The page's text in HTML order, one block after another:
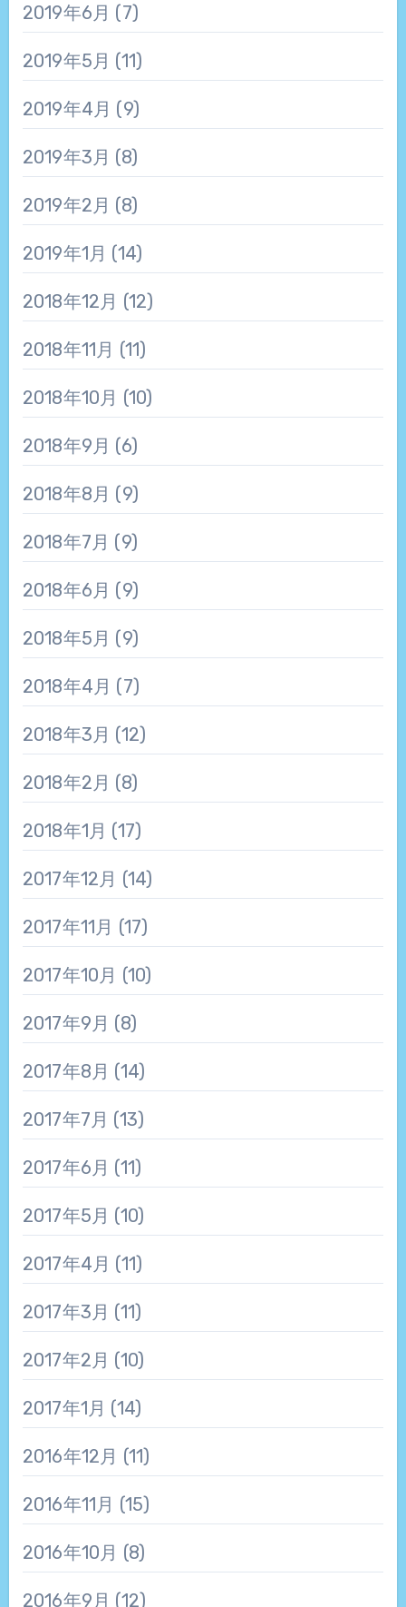
2019年6月 (7)
2019年5月 (11)
2019年4月 (9)
2019年3月 (8)
2019年2月 (8)
2019年1月 (14)
2018年12月 (12)
2018年11月 (11)
2018年10月 (10)
2018年9月 (6)
2018年8月 (9)
2018年7月 (9)
2018年6月 (9)
2018年5月 (9)
2018年4月 (7)
2018年3月 (12)
2018年2月 (8)
2018年1月 (17)
2017年12月 (14)
2017年11月 (17)
2017年10月 (10)
2017年9月 (8)
2017年8月 (14)
2017年7月 (13)
2017年6月 (11)
2017年5月 (10)
2017年4月 (11)
2017年3月 (11)
2017年2月 (10)
2017年1月 (14)
2016年12月 (11)
2016年11月 (15)
2016年10月 (8)
2016年9月 (12)